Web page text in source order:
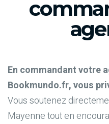
En commandant votre
Bookmundo.fr, vous
Vous soutenez
Mayenne tout en